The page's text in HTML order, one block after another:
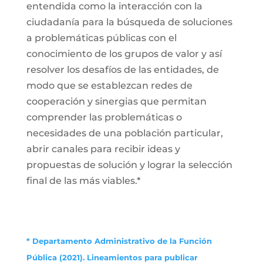
entendida como la interacción con la
ciudadanía para la búsqueda de soluciones
a problemáticas públicas con el
conocimiento de los grupos de valor y así
resolver los desafíos de las entidades, de
modo que se establezcan redes de
cooperación y sinergias que permitan
comprender las problemáticas o
necesidades de una población particular,
abrir canales para recibir ideas y
propuestas de solución y lograr la selección
final de las más viables.*
* Departamento Administrativo de la Función
Pública (2021). Lineamientos para publicar